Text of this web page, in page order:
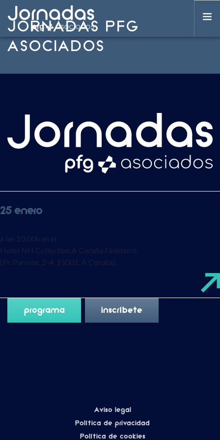
SET UP A NAVIGATION MENU NOW
JORNADAS PFG
ASOCIADOS
25 enero
a las 10:00h en el
Hotel NH Collection A Coruña Finisterre
(Pr. Parrote, 2-4, 15001, A Coruña).
programa inscríbete
Aviso legal
Política de privacidad
Política de cookies